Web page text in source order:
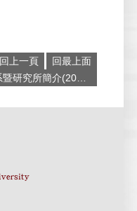
回上一頁
回最上面